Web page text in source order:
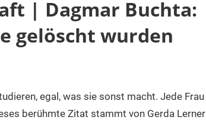
| Dagmar Buchta:
gelöscht wurden
egal, was sie sonst macht. Jede Frau
berühmte Zitat stammt von Gerda Lerner